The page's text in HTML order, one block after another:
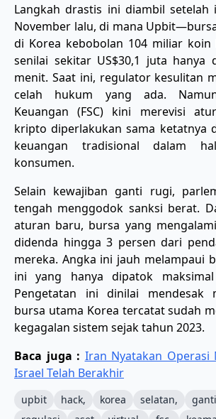
Langkah drastis ini diambil setelah
November lalu, di mana
di Korea kebobolan 104 miliar koin
senilai sekitar US$30,1 juta hanya
menit. Saat ini, regulator kesulitan
celah hukum yang ada.
Keuangan (FSC) kini merevisi
kripto diperlakukan sama ketatnya
keuangan tradisional dalam
konsumen.
Selain kewajiban ganti rugi,
tengah menggodok sanksi berat.
aturan baru, bursa yang
didenda hingga 3 persen dari
mereka. Angka ini jauh melampaui
ini yang hanya dipatok
Pengetatan ini dinilai mendesak
bursa utama Korea tercatat sudah
kegagalan sistem sejak tahun 2023.
Baca juga : Iran Nyatakan
Israel Telah Berakhir
upbit hack, korea selatan, ganti